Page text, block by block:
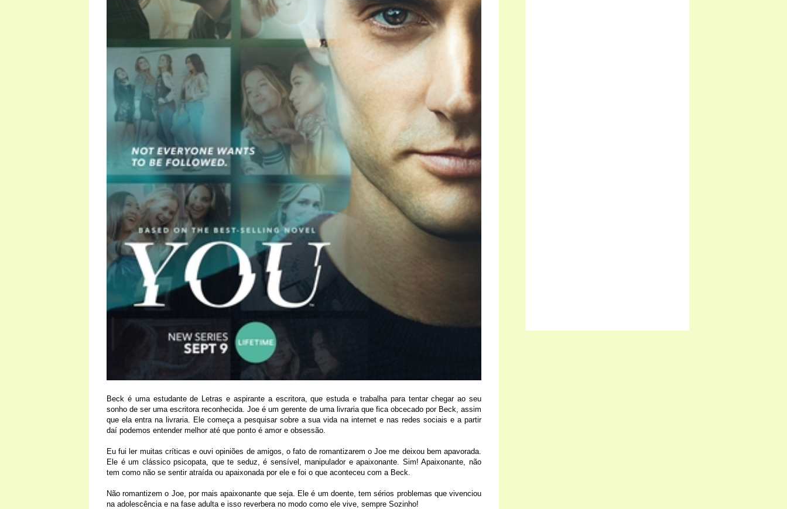
Beck é uma estudante de Letras e aspirante a escritora, que estuda e trabalha para tentar chegar ao seu
sonho de ser uma escritora reconhecida. Joe é um gerente de uma livraria que fica obcecado por Beck, assim
que ela entra na livraria. Ele começa a pesquisar sobre a sua vida na internet e nas redes sociais e a partir
daí podemos entender melhor até que ponto é amor e obsessão.
Eu fui ler muitas críticas e ouvi opiniões de amigos, o fato de romantizarem o Joe me deixou bem apavorada.
Ele é um clássico psicopata, que te seduz, é sensível, manipulador e apaixonante. Sim! Apaixonante, não
tem como não se sentir atraída ou apaixonada por ele e foi o que aconteceu com a Beck.
Não romantizem o Joe, por mais apaixonante que seja. Ele é um doente, tem sérios problemas que vivenciou
na adolescência e na fase adulta e isso reverbera no modo como ele vive, sempre Sozinho!